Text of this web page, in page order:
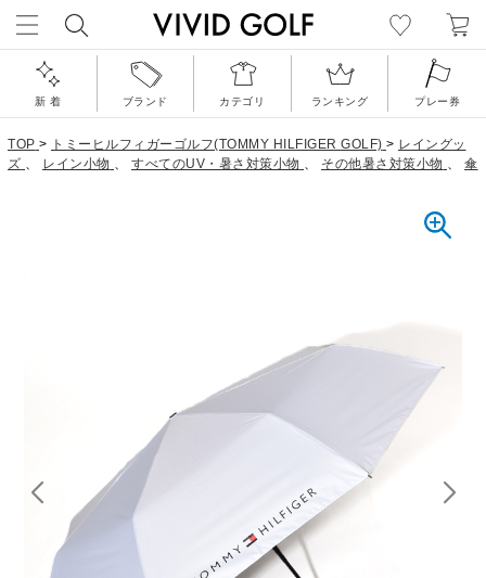
新 着 ブランド カテゴリ ランキング プレー券
TOP > トミーヒルフィガーゴルフ(TOMMY HILFIGER GOLF) > レイングッ
ズ 、 レイン小物 、 すべてのUV・暑さ対策小物 、 その他暑さ対策小物 、 傘